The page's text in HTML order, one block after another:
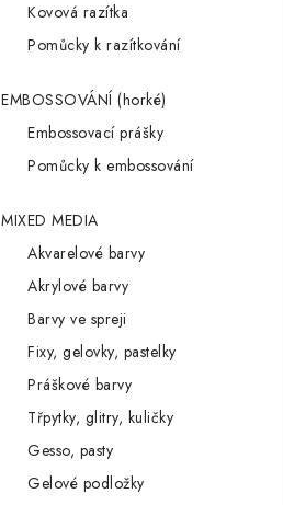
Kovová razítka
Pomůcky k razítkování
EMBOSSOVÁNÍ (horké)
Embossovací prášky
Pomůcky k embossování
MIXED MEDIA
Akvarelové barvy
Akrylové barvy
Barvy ve spreji
Fixy, gelovky, pastelky
Práškové barvy
Třpytky, glitry, kuličky
Gesso, pasty
Gelové podložky